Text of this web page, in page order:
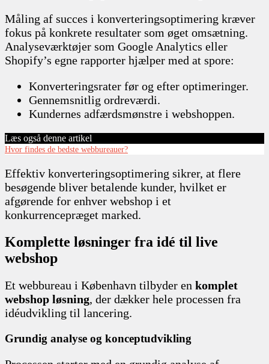
Måling af succes i konverteringsoptimering kræver
fokus på konkrete resultater som øget omsætning.
Analyseværktøjer som Google Analytics eller
Shopify’s egne rapporter hjælper med at spore:
Konverteringsrater før og efter optimeringer.
Gennemsnitlig ordreværdi.
Kundernes adfærdsmønstre i webshoppen.
Læs også denne artikel
Hvor findes de bedste webbureauer?
Effektiv konverteringsoptimering sikrer, at flere
besøgende bliver betalende kunder, hvilket er
afgørende for enhver webshop i et
konkurrencepræget marked.
Komplette løsninger fra idé til live
webshop
Et webbureau i København tilbyder en komplet
webshop løsning, der dækker hele processen fra
idéudvikling til lancering.
Grundig analyse og konceptudvikling